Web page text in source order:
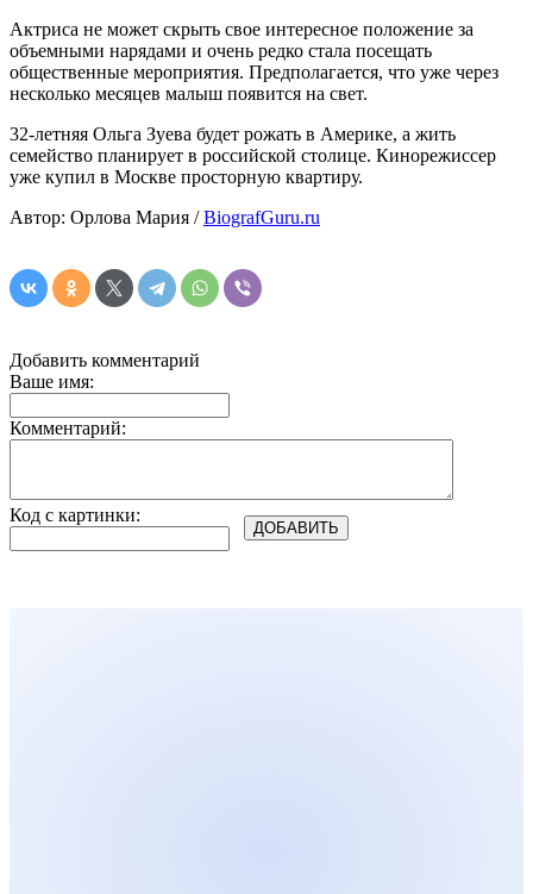
Актриса не может скрыть свое интересное положение за
объемными нарядами и очень редко стала посещать
общественные мероприятия. Предполагается, что уже через
несколько месяцев малыш появится на свет.
32-летняя Ольга Зуева будет рожать в Америке, а жить
семейство планирует в российской столице. Кинорежиссер
уже купил в Москве просторную квартиру.
Автор: Орлова Мария /BiografGuru.ru
Добавить комментарий
Ваше имя:
Комментарий:
Код с картинки: